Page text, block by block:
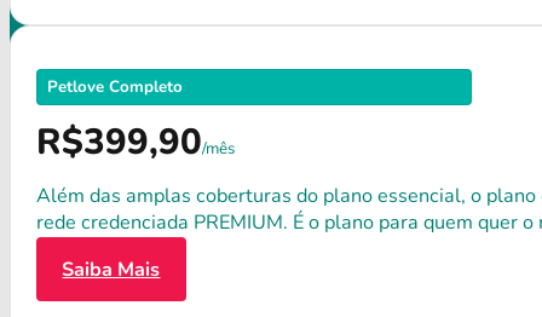
Petlove Completo
R$399,90/mês
Além das amplas coberturas do plano essencial, o
rede credenciada PREMIUM. É o plano para quem quer
Saiba Mais